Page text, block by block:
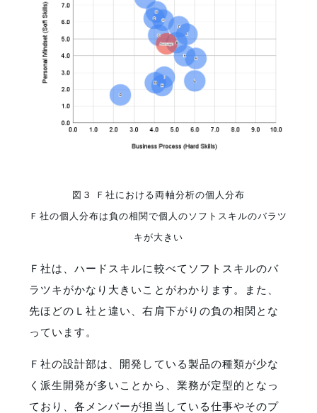
図３ Ｆ社における両軸分析の個人分布
Ｆ社の個人分布は負の相関で個人のソフトスキルのバラツ
キが大きい
Ｆ社は、ハードスキルに較べてソフトスキルのバ
ラツキがかなり大きいことがわかります。また、
先ほどのＬ社と違い、右肩下がりの負の相関とな
っています。
Ｆ社の設計部は、開発している製品の種類が少な
く派生開発が多いことから、業務が定型的となっ
ており、各メンバーが担当している仕事やそのプ